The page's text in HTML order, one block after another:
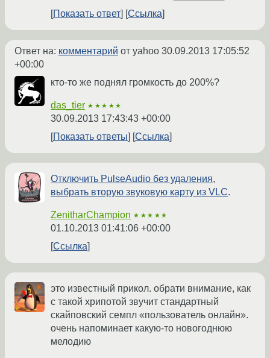
Показать ответ Ссылка
Ответ на: комментарий от yahoo 30.09.2013 17:05:52
+00:00
кто-то же поднял громкость до 200%?
das_tier ★★★★★
30.09.2013 17:43:43 +00:00
Показать ответы
Ссылка
Отключить PulseAudio без удаления,
выбрать вторую звуковую карту из VLC.
ZenitharChampion ★★★★★
01.10.2013 01:41:06 +00:00
Ссылка
это известный прикол. обрати внимание, как
с такой хрипотой звучит стандартный
скайповский семпл «пользователь онлайн».
очень напоминает какую-то новогоднюю
мелодию